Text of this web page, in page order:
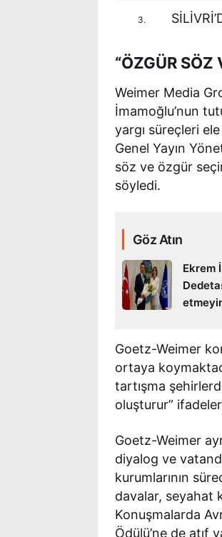
3.
“ÖZGÜR SÖZ
Weimer Media
İmamoğlu’nun
yargı süreçleri
Genel Yayın
söz ve özgür
söyledi.
Göz Atın
Ekrem
Goetz-Weimer
ortaya
tartışma
oluşturur”
Goetz-Weimer
diyalog ve
kurumlarının
davalar, seyahat
Konuşmalarda
Ödülü’ne de atıf